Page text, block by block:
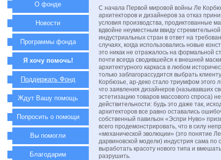
С начала Первой мировой войны Ле
архитекторов и дизайнеров за отказ
условия производства, продиктованные
вдвойне неуместным ввиду
индустриальных стран в ответ на
случаях, когда использовались новые
это никак не отражалось на формальной
почти всегда сводившейся к внешней
архитектурного каркаса в любом
только заблагорассудится выбрать
Корбюзье, ар-деко стало триумфом этого
что заявления дизайнеров (называвших
эстетизацию товаров массового спроса)
действительности: будь это даже так,
архитекторов все равно оставались
собственный павильон «Эспри Нуво»
всего продемонстрировать, что в силу
«механической эволюции» (это понятие
дарвиновской модели) индустрия сама по
выработать красоту нового типа и
разрушить.
О фонде
Новости
Программы фонда
Я хочу помочь!
Поддержать Фонд
Ждут Вашу помощь
Попросить о помощи
Вы помогли
Благодарим